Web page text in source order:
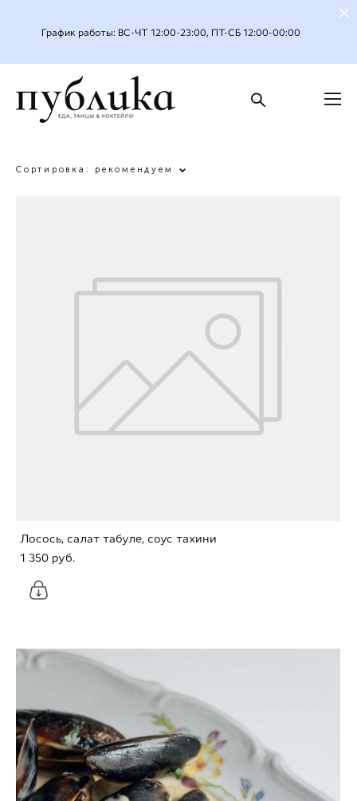
График работы: ВС-ЧТ 12:00-23:00, ПТ-СБ 12:00-00:00
Сортировка: рекомендуем
Лосось, салат табуле, соус тахини
1 350 pуб.